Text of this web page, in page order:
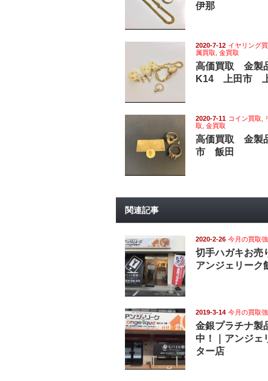
伊那
2020-7-12 イヤリング
属買取 金買取
高価買取 金
K14 上田市
2020-7-11 コイン買取
取 金買取
高価買取 金
市 飯田
関連記事
2020-2-26 今月の買取
切手ハガキお売
アンジェリーク
2019-3-14 今月の買取
金銀プラチナ製
中！｜アンジェ
ター店